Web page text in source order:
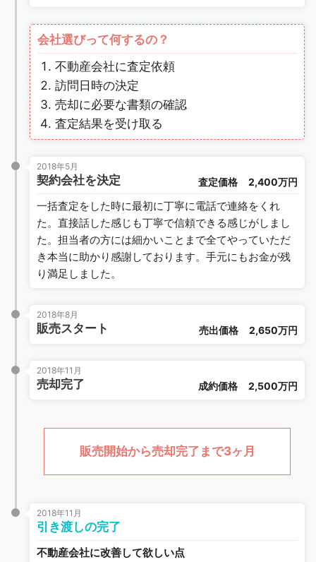
会社選びって何するの？
不動産会社に査定依頼
訪問日時の決定
売却に必要な書類の確認
査定結果を受け取る
2018年5月
契約会社を決定 査定価格 2,400万円
一括査定をした時に最初に丁寧に電話で連絡をくれ
た。直接話した感じも丁寧で信頼できる感じがしまし
た。担当者の方には細かいことまで全てやっていただ
き本当に助かり感謝しております。手元にもお金が残
り満足しました。
2018年8月
販売スタート 売出価格 2,650万円
2018年11月
売却完了 成約価格 2,500万円
販売開始から売却完了まで3ヶ月
2018年11月
引き渡しの完了
不動産会社に改善して欲しい点